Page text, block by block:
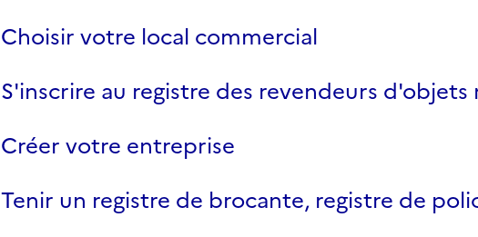
Choisir votre local commercial
S'inscrire au registre des revendeurs d'objets
Créer votre entreprise
Tenir un registre de brocante, registre de